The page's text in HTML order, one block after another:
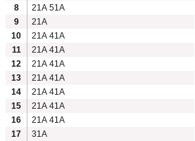
8
21A 51A
9
21A
10
21A 41A
11
21A 41A
12
21A 41A
13
21A 41A
14
21A 41A
15
21A 41A
16
21A 41A
17
31A